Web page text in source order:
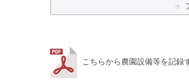
こちらから農園設備等を記録